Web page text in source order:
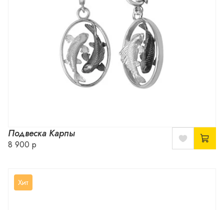
Подвеска Карпы
8 900 р
Хит